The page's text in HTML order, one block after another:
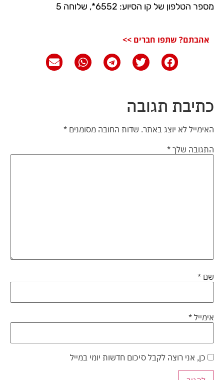
מספר הטלפון של קו הסיוע: 6552*, שלוחה 5
אהבתם? שתפו חברים >>
כתיבת תגובה
האימייל לא יוצג באתר. שדות החובה מסומנים *
התגובה שלך *
שם *
אימייל *
כן, אני רוצה לקבל סיכום חדשות יומי במייל